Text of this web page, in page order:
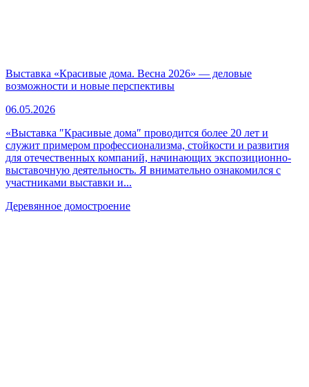
Выставка «Красивые дома. Весна 2026» — деловые
возможности и новые перспективы
06.05.2026
«Выставка ″Красивые дома″ проводится более 20 лет и
служит примером профессионализма, стойкости и развития
для отечественных компаний, начинающих экспозиционно-
выставочную деятельность. Я внимательно ознакомился с
участниками выставки и...
Деревянное домостроение